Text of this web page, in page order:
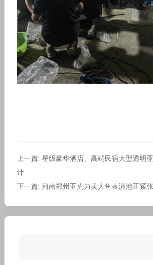
上一篇: 星级豪华酒店、高端民宿大型透明
计
下一篇: 河南郑州亚克力美人鱼表演池正紧